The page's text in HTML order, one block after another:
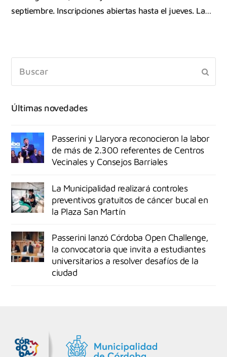
septiembre. Inscripciones abiertas hasta el jueves. La…
Últimas novedades
Passerini y Llaryora reconocieron la labor
de más de 2.300 referentes de Centros
Vecinales y Consejos Barriales
La Municipalidad realizará controles
preventivos gratuitos de cáncer bucal en
la Plaza San Martín
Passerini lanzó Córdoba Open Challenge,
la convocatoria que invita a estudiantes
universitarios a resolver desafíos de la
ciudad